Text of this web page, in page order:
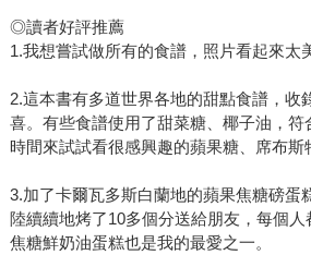
◎讀者好評推薦
1.我想嘗試做所有的食譜，照片看起來太
2.這本書有多道世界各地的甜點食譜，收
喜。有些食譜使用了甜菜糖、椰子油，
時間來試試看很感興趣的蘋果糖、席布斯
3.加了卡爾瓦多斯白蘭地的蘋果焦糖磅蛋
陸續續地烤了10多個分送給朋友，每個
焦糖鮮奶油蛋糕也是我的最愛之一。